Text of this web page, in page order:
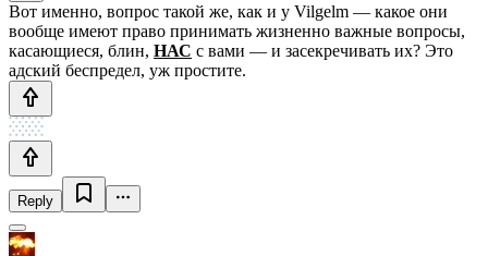
Вот именно, вопрос такой же, как и у Vilgelm — какое они
вообще имеют право принимать жизненно важные вопросы,
касающиеся, блин, НАС с вами — и засекречивать их? Это
адский беспредел, уж простите.
Reply